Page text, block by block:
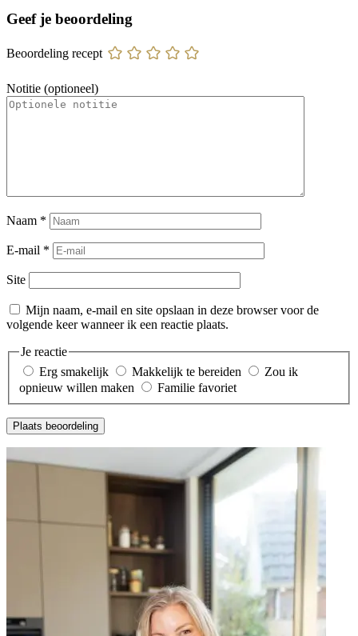
Geef je beoordeling
Beoordeling recept
Notitie (optioneel)
Naam *
E-mail *
Site
Mijn naam, e-mail en site opslaan in deze browser voor de
volgende keer wanneer ik een reactie plaats.
Je reactie
Erg smakelijk
Makkelijk te bereiden
Zou ik
opnieuw willen maken
Familie favoriet
Plaats beoordeling